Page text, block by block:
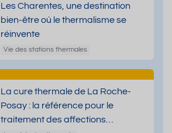
Les Charentes, une destination
bien-être où le thermalisme se
réinvente
Vie des stations thermales
La cure thermale de La Roche-
Posay : la référence pour le
traitement des affections